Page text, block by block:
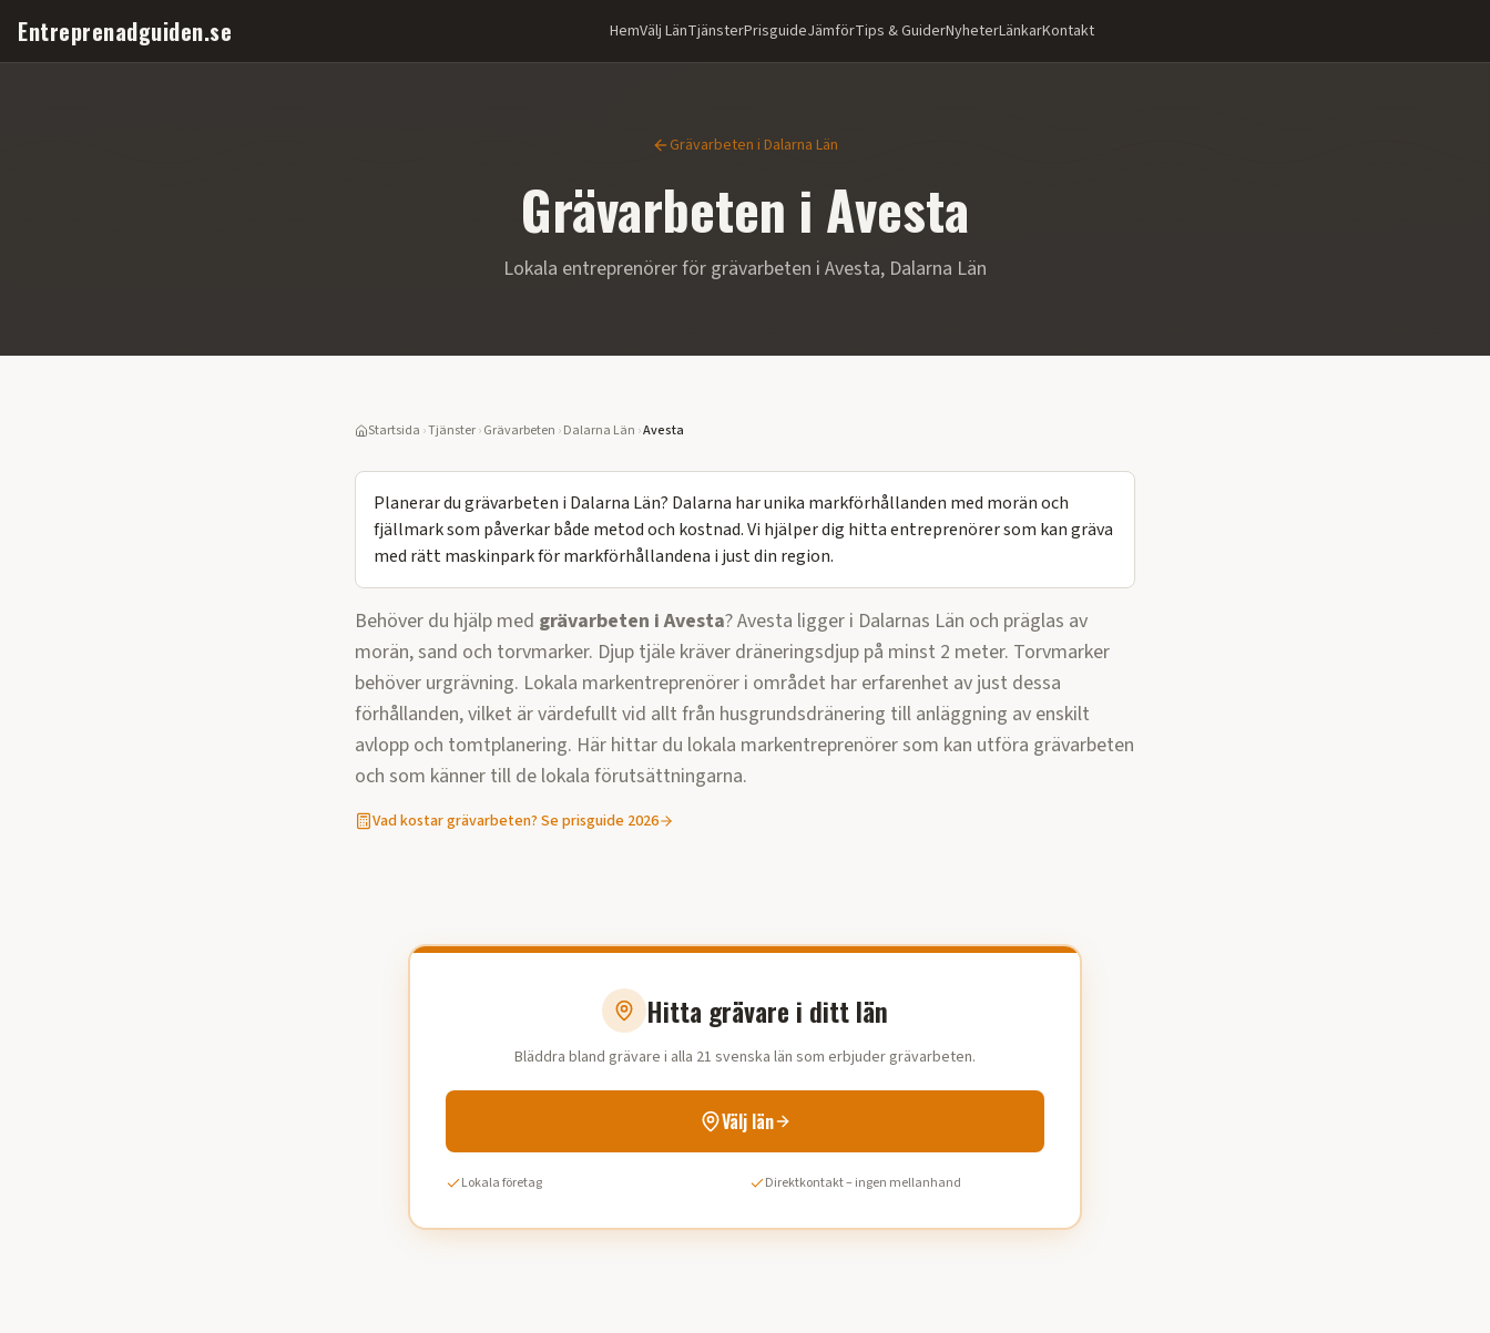
Entreprenadguiden.se HemVälj LänTjänsterPrisguideJämförTips & GuiderNyheterLänkarKontakt
Grävarbeten i Dalarna Län
Grävarbeten i Avesta
Lokala entreprenörer för grävarbeten i Avesta, Dalarna Län
Startsida ›Tjänster›Grävarbeten ›Dalarna Län ›Avesta
Planerar du grävarbeten i Dalarna Län? Dalarna har unika markförhållanden med morän och
fjällmark som påverkar både metod och kostnad. Vi hjälper dig hitta entreprenörer som kan gräva
med rätt maskinpark för markförhållandena i just din region.
Behöver du hjälp med grävarbeten iAvesta?Avesta ligger i Dalarnas Län och präglas av
morän, sand och torvmarker. Djup tjäle kräver dräneringsdjup på minst 2 meter. Torvmarker
behöver urgrävning. Lokala markentreprenörer i området har erfarenhet av just dessa
förhållanden, vilket är värdefullt vid allt från husgrundsdränering till anläggning av enskilt
avlopp och tomtplanering. Här hittar du lokala markentreprenörer som kan utföra grävarbeten
och som känner till de lokala förutsättningarna.
Vad kostargrävarbeten? Se prisguide 2026
Hitta grävare i ditt län
Bläddra bland grävare i alla 21 svenska län som erbjuder grävarbeten.
Välj län
Lokala företag Direktkontakt – ingen mellanhand